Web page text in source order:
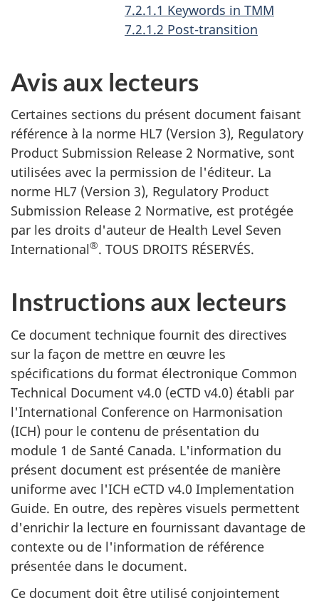
7.2.1.1 Keywords in TMM
7.2.1.2 Post-transition
Avis aux lecteurs
Certaines sections du présent document faisant
référence à la norme HL7 (Version 3), Regulatory
Product Submission Release 2 Normative, sont
utilisées avec la permission de l'éditeur. La
norme HL7 (Version 3), Regulatory Product
Submission Release 2 Normative, est protégée
par les droits d'auteur de Health Level Seven
International®. TOUS DROITS RÉSERVÉS.
Instructions aux lecteurs
Ce document technique fournit des directives
sur la façon de mettre en œuvre les
spécifications du format électronique Common
Technical Document v4.0 (eCTD v4.0) établi par
l'International Conference on Harmonisation
(ICH) pour le contenu de présentation du
module 1 de Santé Canada. L'information du
présent document est présentée de manière
uniforme avec l'ICH eCTD v4.0 Implementation
Guide. En outre, des repères visuels permettent
d'enrichir la lecture en fournissant davantage de
contexte ou de l'information de référence
présentée dans le document.
Ce document doit être utilisé conjointement